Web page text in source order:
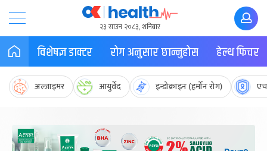
२३ साउन २०८३, शनिबार
विशेषज्ञ डाक्टर रोग अनुसार छान्नुहोस हेल्थ फिचर
अल्जाइमर आयुर्वेद इन्डोक्राइन (हर्मोन रोग)